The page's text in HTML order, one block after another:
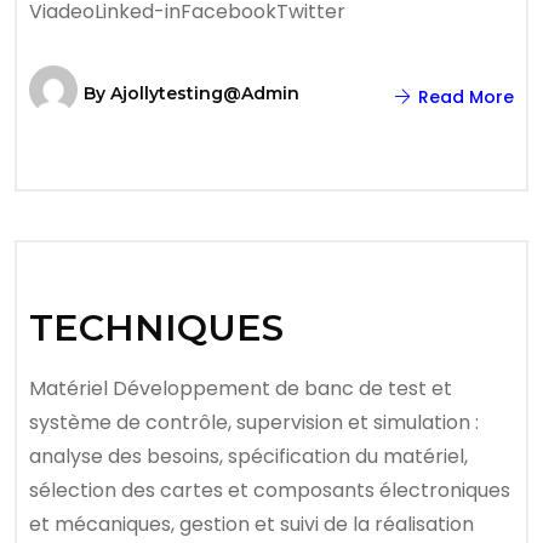
ViadeoLinked-inFacebookTwitter
By Ajollytesting@admin Read More
TECHNIQUES
Matériel Développement de banc de test et
système de contrôle, supervision et simulation :
analyse des besoins, spécification du matériel,
sélection des cartes et composants électroniques
et mécaniques, gestion et suivi de la réalisation